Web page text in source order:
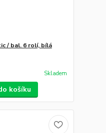
/ bal. 6 rolí, bílá
Skladem
košíku